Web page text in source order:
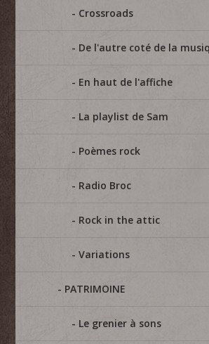
Crossroads
De l'autre coté de la
En haut de l'affiche
La playlist de Sam
Poèmes rock
Radio Broc
Rock in the attic
Variations
PATRIMOINE
Le grenier à sons